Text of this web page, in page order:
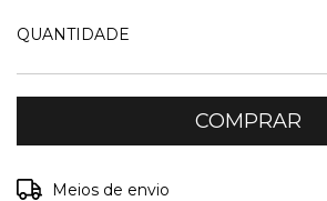
QUANTIDADE
Entregas para o CEP:
Meios de envio